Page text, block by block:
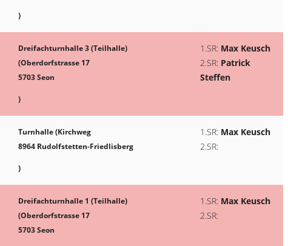
)
Dreifachturnhalle 3 (Teilhalle)
(Oberdorfstrasse 17
5703 Seon
)
1.SR: Max Keusch
2.SR: Patrick
Steffen
Turnhalle (Kirchweg
8964 Rudolfstetten-Friedlisberg
)
1.SR: Max Keusch
2.SR:
Dreifachturnhalle 1 (Teilhalle)
(Oberdorfstrasse 17
5703 Seon
1.SR: Max Keusch
2.SR: